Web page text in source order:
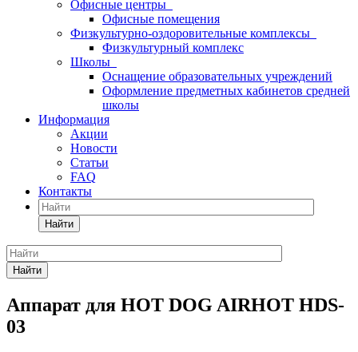
Офисные центры
Офисные помещения
Физкультурно-оздоровительные комплексы
Физкультурный комплекс
Школы
Оснащение образовательных учреждений
Оформление предметных кабинетов средней
школы
Информация
Акции
Новости
Статьи
FAQ
Контакты
Найти
Найти
Аппарат для HOT DOG AIRHOT HDS-
03